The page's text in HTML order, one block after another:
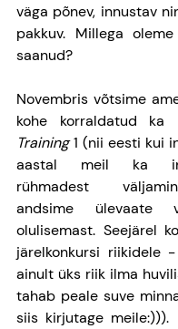
väga põnev, innustav
pakkuv. Millega
saanud?
Novembris võtsime
kohe korraldatud ka
Training 1 (nii eesti kui
aastal meil ka
rühmadest
andsime ülevaate
olulisemast. Seejärel
järelkonkursi riikidele
ainult üks riik ilma
tahab peale suve
siis kirjutage meile:))).